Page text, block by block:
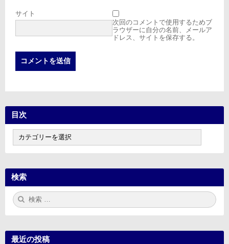
サイト
次回のコメントで使用するためブ
ラウザーに自分の名前、メールア
ドレス、サイトを保存する。
目次
次
検索
検
索:
最近の投稿